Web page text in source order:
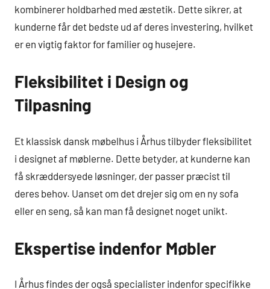
kombinerer holdbarhed med æstetik. Dette sikrer, at
kunderne får det bedste ud af deres investering, hvilket
er en vigtig faktor for familier og husejere.
Fleksibilitet i Design og
Tilpasning
Et klassisk dansk møbelhus i Århus tilbyder fleksibilitet
i designet af møblerne. Dette betyder, at kunderne kan
få skræddersyede løsninger, der passer præcist til
deres behov. Uanset om det drejer sig om en ny sofa
eller en seng, så kan man få designet noget unikt.
Ekspertise indenfor Møbler
I Århus findes der også specialister indenfor specifikke